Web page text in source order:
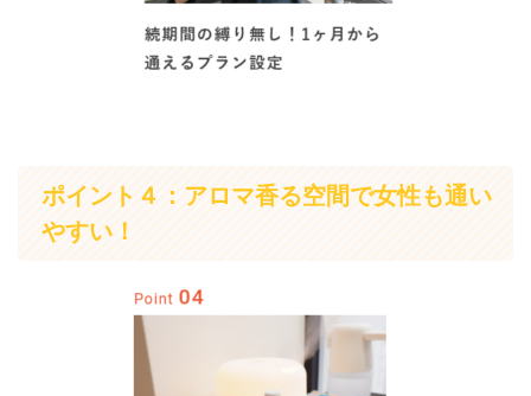
ポイント４：アロマ香る空間で女性も通い
やすい！